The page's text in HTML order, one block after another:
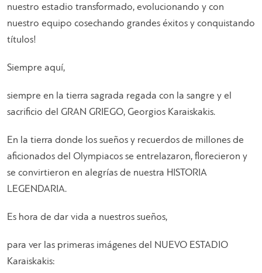
nuestro estadio transformado, evolucionando y con
nuestro equipo cosechando grandes éxitos y conquistando
títulos!
Siempre aquí,
siempre en la tierra sagrada regada con la sangre y el
sacrificio del GRAN GRIEGO, Georgios Karaiskakis.
En la tierra donde los sueños y recuerdos de millones de
aficionados del Olympiacos se entrelazaron, florecieron y
se convirtieron en alegrías de nuestra HISTORIA
LEGENDARIA.
Es hora de dar vida a nuestros sueños,
para ver las primeras imágenes del NUEVO ESTADIO
Karaiskakis: